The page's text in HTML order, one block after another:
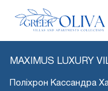
MAXIMUS LUXURY
Поліхрон Кассандра